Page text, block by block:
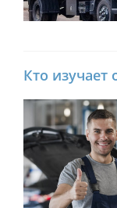
Кто изучает